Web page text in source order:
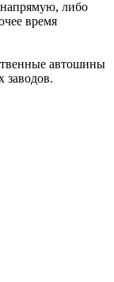
либо
время
автошины